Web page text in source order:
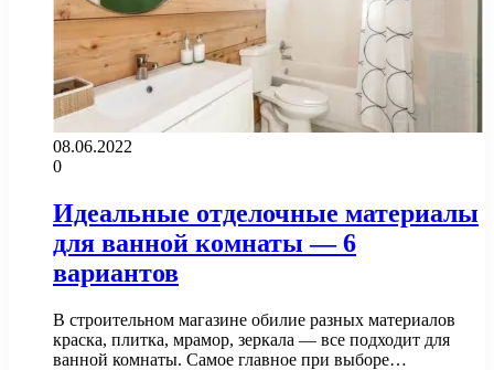
08.06.2022
0
Идеальные отделочные материалы
для ванной комнаты — 6
вариантов
В строительном магазине обилие разных материалов
краска, плитка, мрамор, зеркала — все подходит для
ванной комнаты. Самое главное при выборе…